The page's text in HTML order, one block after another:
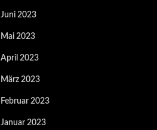
Juni 2023
Mai 2023
April 2023
März 2023
Februar 2023
Januar 2023